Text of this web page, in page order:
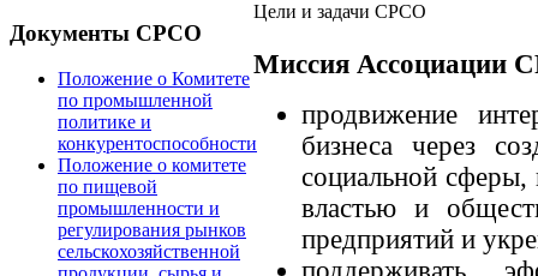
Документы СРСО
Положение о Комитете
по промышленной
политике и
конкурентоспособности
Положение о комитете
по пищевой
промышленности и
регулирования рынков
сельскохозяйственной
Цели и задачи СРСО
Миссия Ассоциации
продвижение
бизнеса через
социальной сферы,
властью и
предприятий и